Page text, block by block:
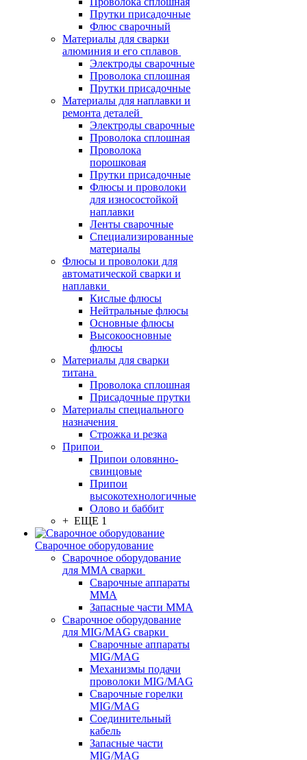
Прутки присадочные
Флюс сварочный
Материалы для сварки
алюминия и его сплавов
Электроды сварочные
Проволока сплошная
Прутки присадочные
Материалы для наплавки и
ремонта деталей
Электроды сварочные
Проволока сплошная
Проволока
порошковая
Прутки присадочные
Флюсы и проволоки
для износостойкой
наплавки
Ленты сварочные
Специализированные
материалы
Флюсы и проволоки для
автоматической сварки и
наплавки
Кислые флюсы
Нейтральные флюсы
Основные флюсы
Высокоосновные
флюсы
Материалы для сварки
титана
Проволока сплошная
Присадочные прутки
Материалы специального
назначения
Строжка и резка
Припои
Припои оловянно-
свинцовые
Припои
высокотехнологичные
Олово и баббит
+ ЕЩЕ 1
Сварочное оборудование
Сварочное оборудование
для MMA сварки
Сварочные аппараты
MMA
Запасные части MMA
Сварочное оборудование
для MIG/MAG сварки
Сварочные аппараты
MIG/MAG
Механизмы подачи
проволоки MIG/MAG
Сварочные горелки
MIG/MAG
Соединительный
кабель
Запасные части
MIG/MAG